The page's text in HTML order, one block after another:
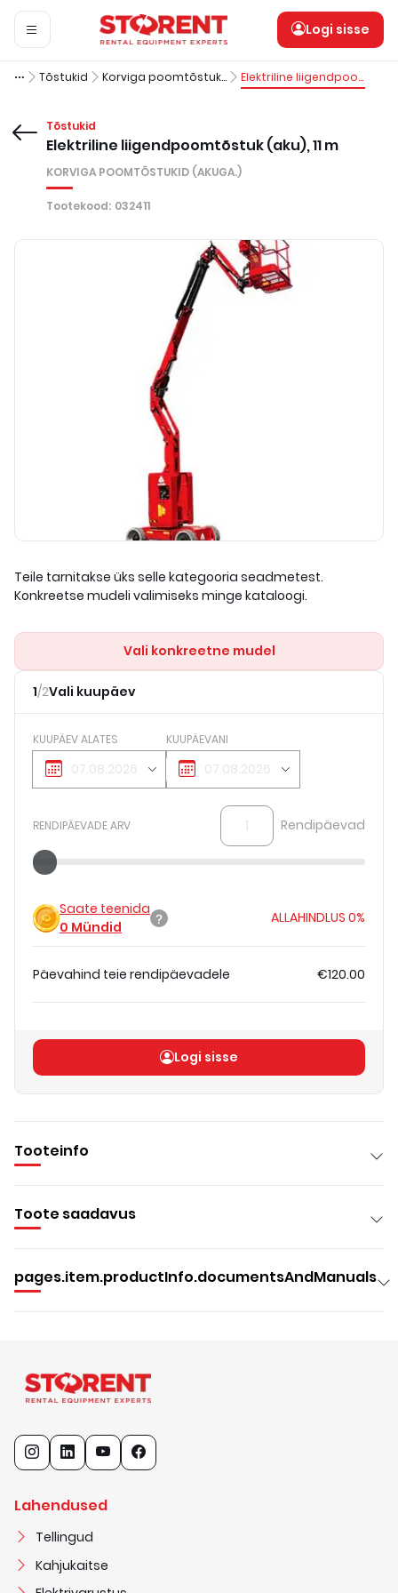
Logi sisse
Tõstukid Korviga poomtõstukid (akuga.) Elektriline liigendpoomtõstuk (aku), 11 m
Tõstukid
Elektriline liigendpoomtõstuk (aku), 11 m
KORVIGA POOMTÕSTUKID (AKUGA.)
Tootekood: 032411
Teile tarnitakse üks selle kategooria seadmetest.
Konkreetse mudeli valimiseks minge kataloogi.
Vali konkreetne mudel
1/2Vali kuupäev
KUUPÄEV ALATES KUUPÄEVANI
RENDIPÄEVADE ARV Rendipäevad
Saate teenida
0 Mündid
ALLAHINDLUS 0%
Päevahind teie rendipäevadele €120.00
Logi sisse
Tooteinfo
Toote saadavus
pages.item.productInfo.documentsAndManuals
Lahendused
Tellingud
Kahjukaitse